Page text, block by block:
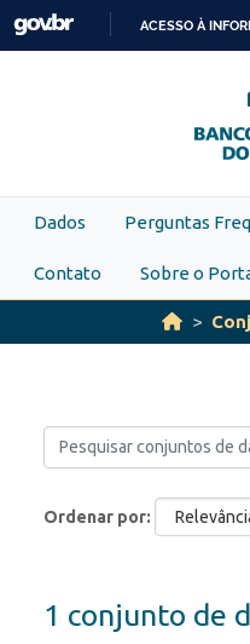
Skip to main content
ACESSO À
Dados Perguntas
Contato Sobre o
Ordenar por
1 conjunto de